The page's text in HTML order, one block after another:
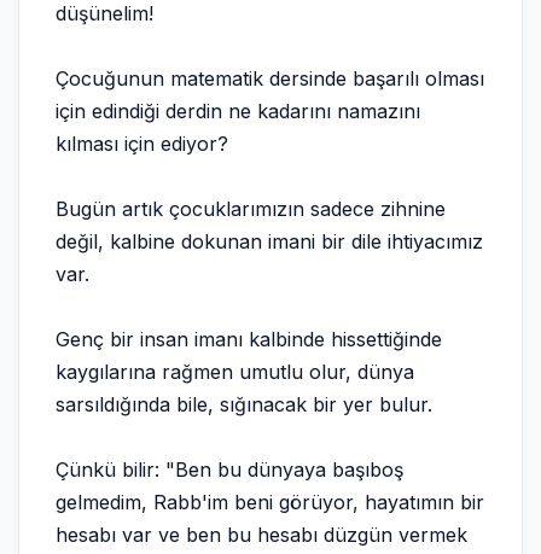
düşünelim!
Çocuğunun matematik dersinde başarılı olması
için edindiği derdin ne kadarını namazını
kılması için ediyor?
Bugün artık çocuklarımızın sadece zihnine
değil, kalbine dokunan imani bir dile ihtiyacımız
var.
Genç bir insan imanı kalbinde hissettiğinde
kaygılarına rağmen umutlu olur, dünya
sarsıldığında bile, sığınacak bir yer bulur.
Çünkü bilir: "Ben bu dünyaya başıboş
gelmedim, Rabb'im beni görüyor, hayatımın bir
hesabı var ve ben bu hesabı düzgün vermek